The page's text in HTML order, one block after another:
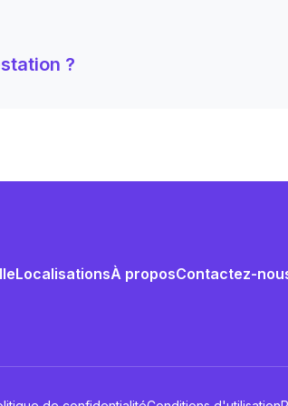
?
LocalisationsÀ proposContactez-